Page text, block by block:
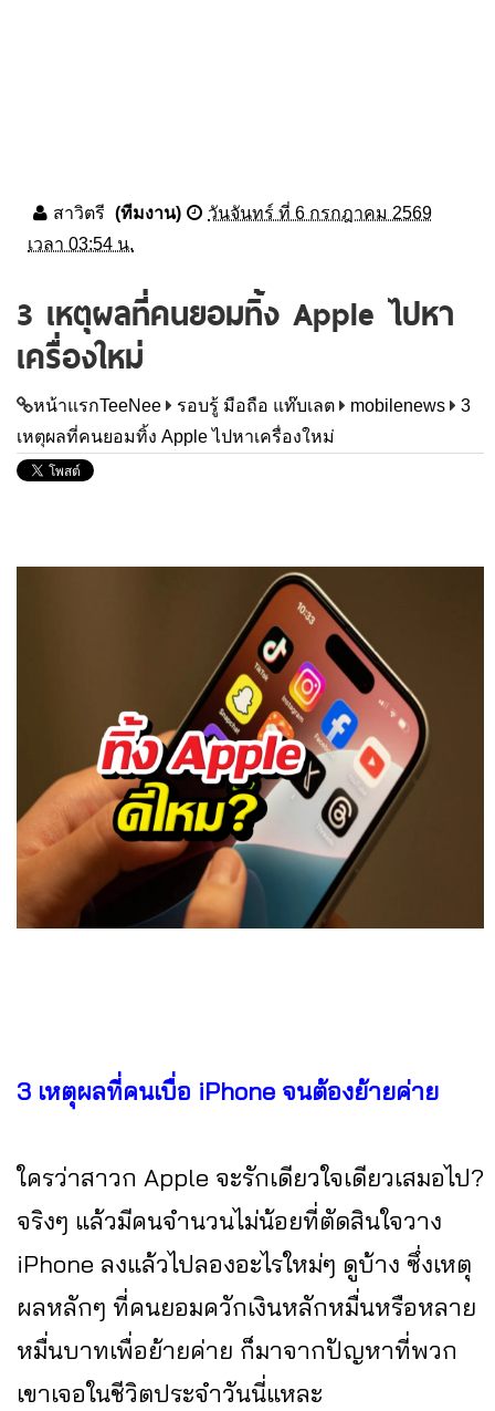
สาวิตรี (ทีมงาน)
วันจันทร์ ที่ 6 กรกฎาคม 2569
เวลา 03:54 น.
3 เหตุผลที่คนยอมทิ้ง Apple ไปหา
เครื่องใหม่
หน้าแรกTeeNee รอบรู้ มือถือ แท๊บเลต mobilenews
3
เหตุผลที่คนยอมทิ้ง Apple ไปหาเครื่องใหม่
3 เหตุผลที่คนเบื่อ iPhone จนต้องย้ายค่าย
ใครว่าสาวก Apple จะรักเดียวใจเดียวเสมอไป?
จริงๆ แล้วมีคนจำนวนไม่น้อยที่ตัดสินใจวาง
iPhone ลงแล้วไปลองอะไรใหม่ๆ ดูบ้าง ซึ่งเหตุ
ผลหลักๆ ที่คนยอมควักเงินหลักหมื่นหรือหลาย
หมื่นบาทเพื่อย้ายค่าย ก็มาจากปัญหาที่พวก
เขาเจอในชีวิตประจำวันนี่แหละ